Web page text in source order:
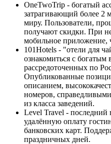
OneTwoTrip - богатый
затрагивающий более 2
миру. Пользователи,
получают скидки. При
мобильное приложение,
101Hotels - "отели для
ознакомиться с
рассредоточенных по
Опубликованные
описанием,
номеров,
из класса заведений.
Level Travel - последний
удалённую оплату
банковских карт.
праздничных дней.